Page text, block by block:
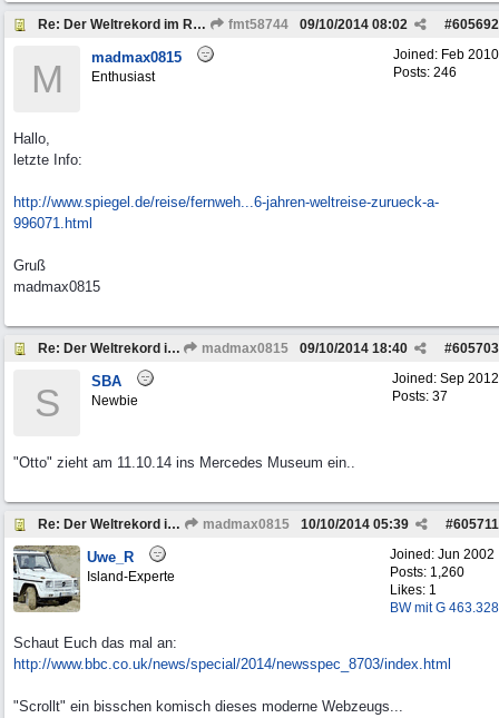
Re: Der Weltrekord im Reisen... fmt58744 #605692
09/10/2014 08:02
Joined: Feb 2010
Posts: 246
M madmax0815
Enthusiast
Hallo,
letzte Info:
http://www.spiegel.de/reise/fernweh...6-jahren-weltreise-zurueck-a-
996071.html
Gruß
madmax0815
Re: Der Weltrekord im Reisen... madmax0815 #605703
09/10/2014 18:40
Joined: Sep 2012
Posts: 37
S SBA
Newbie
"Otto" zieht am 11.10.14 ins Mercedes Museum ein..
Re: Der Weltrekord im Reisen... madmax0815 #605711
10/10/2014 05:39
Joined: Jun 2002
Posts: 1,260
Likes: 1
BW mit G 463.328
Uwe_R
Island-Experte
Schaut Euch das mal an:
http://www.bbc.co.uk/news/special/2014/newsspec_8703/index.html
"Scrollt" ein bisschen komisch dieses moderne Webzeugs...